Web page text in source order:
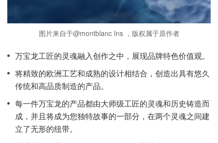
图片来自于@montblanc Ins ，版权属于原作者
万宝龙工匠的灵魂融入创作之中，展现品牌特色价值观。
将精致的欧洲工艺和成熟的设计相结合，创造出具有悠久
传统和高品质制造的产品。
每一件万宝龙的产品都由大师级工匠的灵魂和历史铸造而
成，并且将成为您独特故事的一部分，在两个灵魂之间建
立了无形的纽带。